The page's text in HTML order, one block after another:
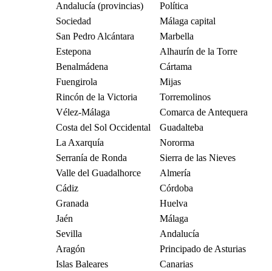
Andalucía (provincias)
Política
Sociedad
Málaga capital
San Pedro Alcántara
Marbella
Estepona
Alhaurín de la Torre
Benalmádena
Cártama
Fuengirola
Mijas
Rincón de la Victoria
Torremolinos
Vélez-Málaga
Comarca de Antequera
Costa del Sol Occidental
Guadalteba
La Axarquía
Nororma
Serranía de Ronda
Sierra de las Nieves
Valle del Guadalhorce
Almería
Cádiz
Córdoba
Granada
Huelva
Jaén
Málaga
Sevilla
Andalucía
Aragón
Principado de Asturias
Islas Baleares
Canarias